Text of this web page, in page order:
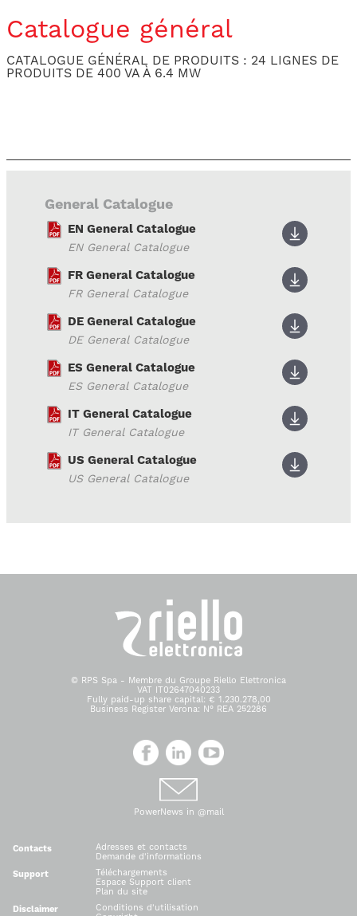
Catalogue général
CATALOGUE GÉNÉRAL DE PRODUITS : 24 LIGNES DE
PRODUITS DE 400 VA À 6.4 MW
General Catalogue
EN General Catalogue
EN General Catalogue
FR General Catalogue
FR General Catalogue
DE General Catalogue
DE General Catalogue
ES General Catalogue
ES General Catalogue
IT General Catalogue
IT General Catalogue
US General Catalogue
US General Catalogue
© RPS Spa - Membre du Groupe Riello Elettronica
VAT IT02647040233
Fully paid-up share capital: € 1.230.278,00
Business Register Verona: N° REA 252286
PowerNews in @mail
Contacts
Adresses et contacts
Demande d'informations
Support
Téléchargements
Espace Support client
Plan du site
Disclaimer
Conditions d'utilisation